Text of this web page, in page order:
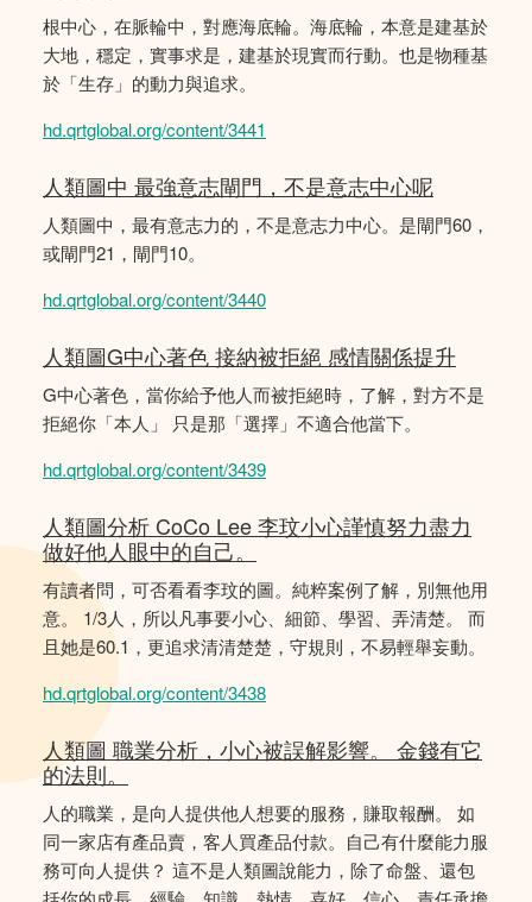
根中心，在脈輪中，對應海底輪。海底輪，本意是建基於
大地，穩定，實事求是，建基於現實而行動。也是物種基
於「生存」的動力與追求。
hd.qrtglobal.org/content/3441
人類圖中 最強意志閘門，不是意志中心呢
人類圖中，最有意志力的，不是意志力中心。是閘門60，
或閘門21，閘門10。
hd.qrtglobal.org/content/3440
人類圖G中心著色 接納被拒絕 感情關係提升
G中心著色，當你給予他人而被拒絕時，了解，對方不是
拒絕你「本人」 只是那「選擇」不適合他當下。
hd.qrtglobal.org/content/3439
人類圖分析 CoCo Lee 李玟小心謹慎努力盡力
做好他人眼中的自己。
有讀者問，可否看看李玟的圖。純粹案例了解，別無他用
意。 1/3人，所以凡事要小心、細節、學習、弄清楚。 而
且她是60.1，更追求清清楚楚，守規則，不易輕舉妄動。
hd.qrtglobal.org/content/3438
人類圖 職業分析，小心被誤解影響。 金錢有它
的法則。
人的職業，是向人提供他人想要的服務，賺取報酬。 如
同一家店有產品賣，客人買產品付款。自己有什麼能力服
務可向人提供？ 這不是人類圖說能力，除了命盤、還包